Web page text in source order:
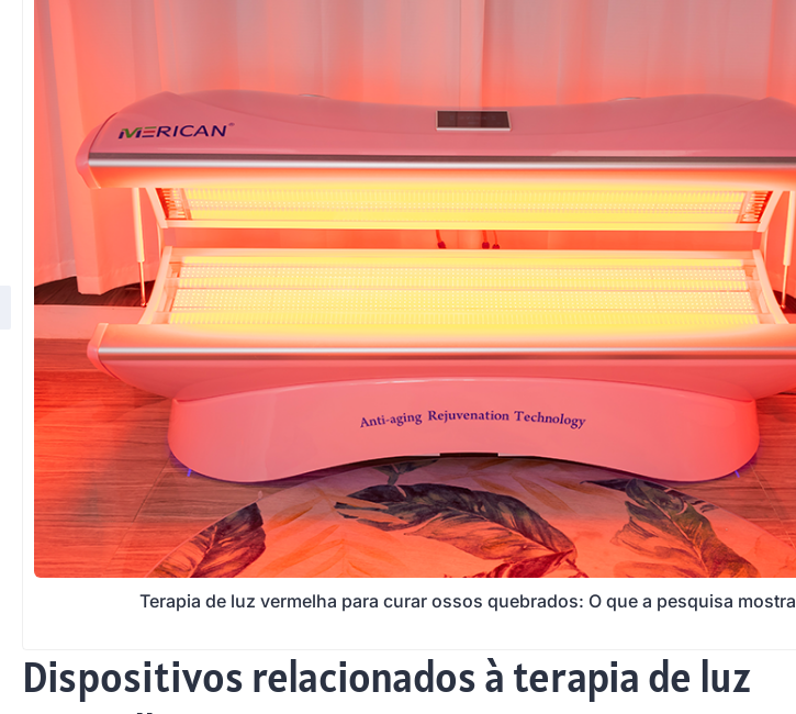
Terapia de luz vermelha para curar ossos quebrados: O que a pesquisa mostra
Dispositivos relacionados à terapia de luz